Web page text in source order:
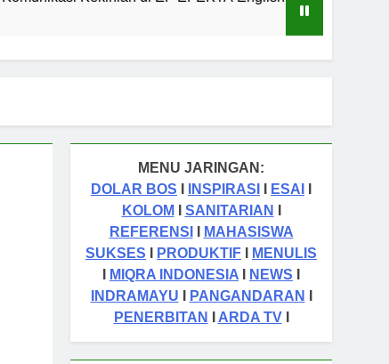
MENU JARINGAN:
DOLAR BOS
INSPIRASI ESAI
KOLOM
SANITARIAN
REFERENSI
MAHASISWA
SUKSES
PRODUKTIF
MENULIS
MIQRA INDONESIA NEWS
INDRAMAYU
PANGANDARAN
PENERBITAN
ARDA TVI